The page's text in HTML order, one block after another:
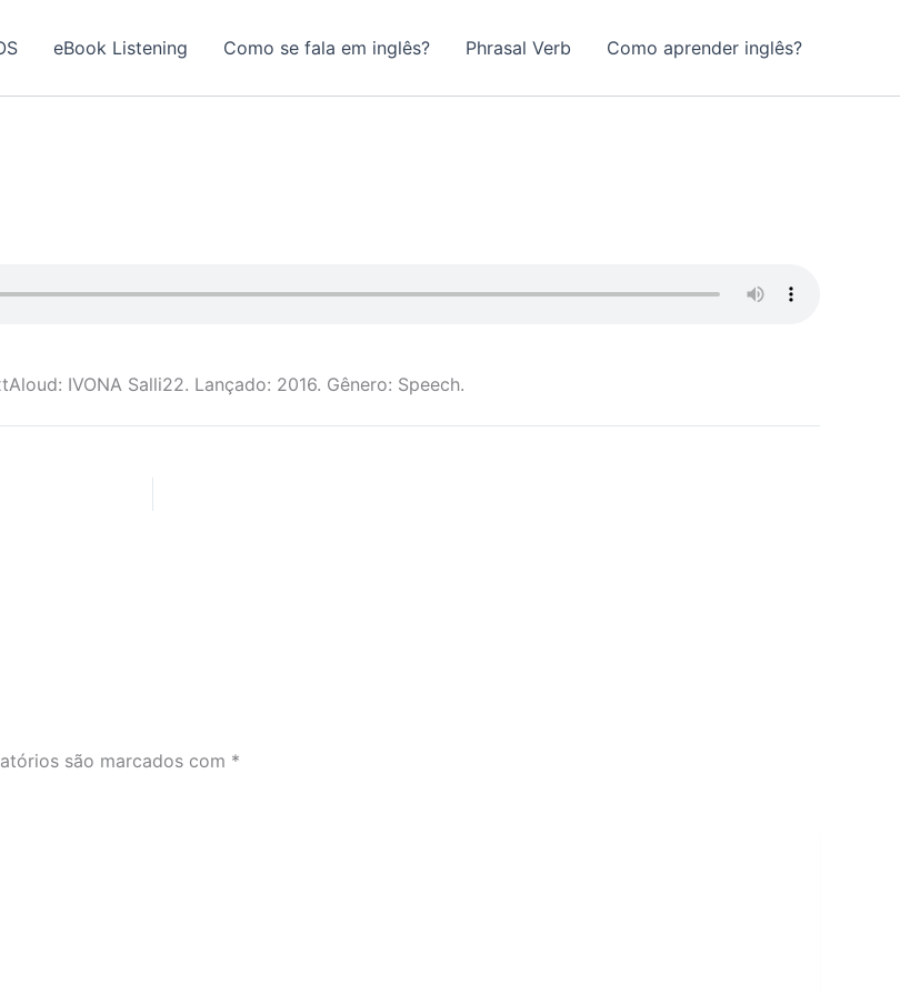
eBook Listening Como se fala em inglês? Phrasal Verb Como aprender inglês?
IVONA Salli22. Lançado: 2016. Gênero: Speech.
são marcados com *